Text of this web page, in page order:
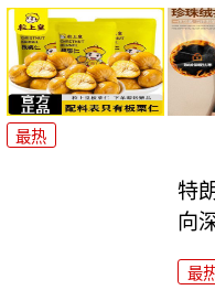
最热
特
向
最